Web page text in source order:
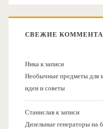
СВЕЖИЕ
Никак записи
Необычные предметы для
идеи и советы
Станиславк записи
Дизельные генераторы